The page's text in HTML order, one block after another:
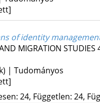
of identity
MIGRATION STUDIES
| Tudományos
24, Független: 24,